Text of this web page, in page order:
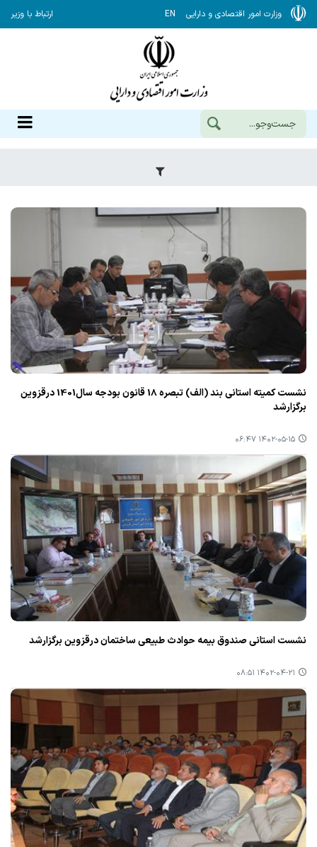
وزارت امور اقتصادی و دارایی EN ارتباط با وزیر
نشست كمیته استانی بند (الف) تبصره 18 قانون بودجه سال1401 درقزوین
برگزارشد
۱۴۰۲-۰۵-۱۵ ۰۶:۴۷
نشست استانی صندوق بیمه حوادث طبیعی ساختمان درقزوین برگزارشد
۱۴۰۲-۰۴-۲۱ ۰۸:۵۱